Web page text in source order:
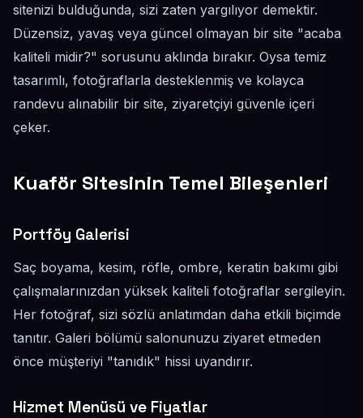
sitenizi bulduğunda, sizi zaten yargılıyor demektir.
Düzensiz, yavaş veya güncel olmayan bir site "acaba
kaliteli midir?" sorusunu aklında bırakır. Oysa temiz
tasarımlı, fotoğraflarla desteklenmiş ve kolayca
randevu alınabilir bir site, ziyaretçiyi güvenle içeri
çeker.
Kuaför Sitesinin Temel Bileşenleri
Portföy Galerisi
Saç boyama, kesim, röfle, ombre, keratin bakımı gibi
çalışmalarınızdan yüksek kaliteli fotoğraflar sergileyin.
Her fotoğraf, sizi sözlü anlatımdan daha etkili biçimde
tanıtır. Galeri bölümü salonunuzu ziyaret etmeden
önce müşteriyi "tanıdık" hissi uyandırır.
Hizmet Menüsü ve Fiyatlar